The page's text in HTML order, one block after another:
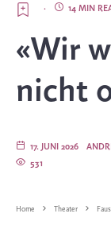
14 MIN
·
«Wir
nicht
17. JUNI 2026
531
Home Theater